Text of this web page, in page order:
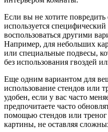
Если вы не хотите
используется
воспользоваться другими
Например, для небольших
или специальные подвесы,
без использования гвоздей
Еще одним вариантом для
использование стендов или
удобен, если у вас часто
предпочитаете часто
помощью стендов или
картины, не оставляя